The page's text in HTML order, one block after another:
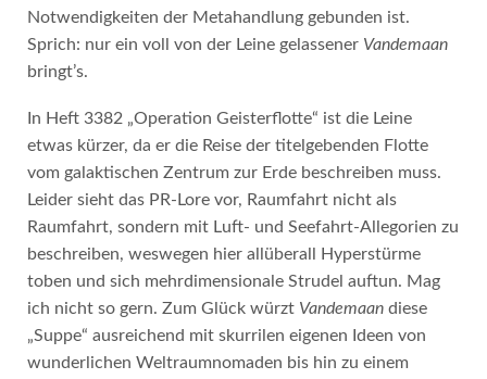
Notwendigkeiten der Metahandlung gebunden ist.
Sprich: nur ein voll von der Leine gelassener Vandemaan
bringt’s.
In Heft 3382 „Operation Geisterflotte“ ist die Leine
etwas kürzer, da er die Reise der titelgebenden Flotte
vom galaktischen Zentrum zur Erde beschreiben muss.
Leider sieht das PR-Lore vor, Raumfahrt nicht als
Raumfahrt, sondern mit Luft- und Seefahrt-Allegorien zu
beschreiben, weswegen hier allüberall Hyperstürme
toben und sich mehrdimensionale Strudel auftun. Mag
ich nicht so gern. Zum Glück würzt Vandemaandiese
„Suppe“ ausreichend mit skurrilen eigenen Ideen von
wunderlichen Weltraumnomaden bis hin zu einem